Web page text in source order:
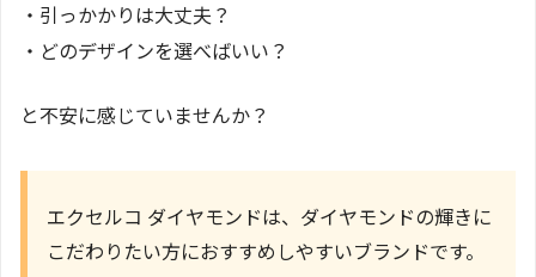
・引っかかりは大丈夫？
・どのデザインを選べばいい？
と不安に感じていませんか？
エクセルコ ダイヤモンドは、ダイヤモンドの輝きに
こだわりたい方におすすめしやすいブランドです。